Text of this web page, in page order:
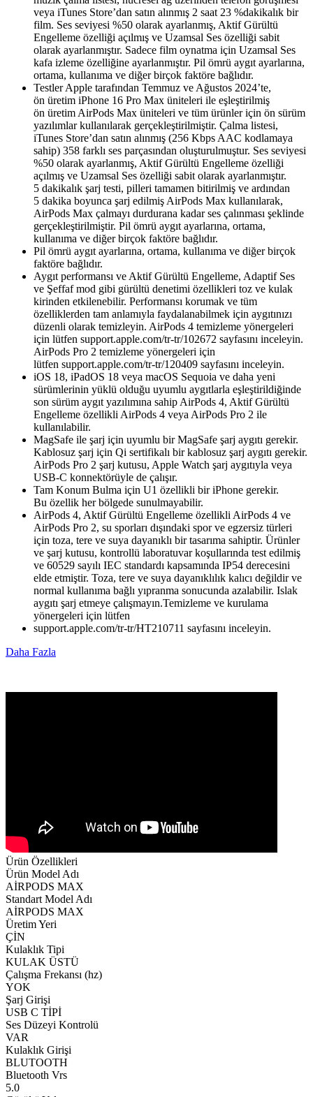
veya iTunes Store’dan satın alınmış 2 saat 23 %dakikalık bir
film. Ses seviyesi %50 olarak ayarlanmış, Aktif Gürültü
Engelleme özelliği açılmış ve Uzamsal Ses özelliği sabit
olarak ayarlanmıştır. Sadece film oynatma için Uzamsal Ses
kafa izleme özelliğine ayarlanmıştır. Pil ömrü aygıt ayarlarına,
ortama, kullanıma ve diğer birçok faktöre bağlıdır.
Testler Apple tarafından Temmuz ve Ağustos 2024’te,
ön üretim iPhone 16 Pro Max üniteleri ile eşleştirilmiş
ön üretim AirPods Max üniteleri ve tüm ürünler için ön sürüm
yazılımlar kullanılarak gerçekleştirilmiştir. Çalma listesi,
iTunes Store’dan satın alınmış (256 Kbps AAC kodlamaya
sahip) 358 farklı ses parçasından oluşturulmuştur. Ses seviyesi
%50 olarak ayarlanmış, Aktif Gürültü Engelleme özelliği
açılmış ve Uzamsal Ses özelliği sabit olarak ayarlanmıştır.
5 dakikalık şarj testi, pilleri tamamen bitirilmiş ve ardından
5 dakika boyunca şarj edilmiş AirPods Max kullanılarak,
AirPods Max çalmayı durdurana kadar ses çalınması şeklinde
gerçekleştirilmiştir. Pil ömrü aygıt ayarlarına, ortama,
kullanıma ve diğer birçok faktöre bağlıdır.
Pil ömrü aygıt ayarlarına, ortama, kullanıma ve diğer birçok
faktöre bağlıdır.
Aygıt performansı ve Aktif Gürültü Engelleme, Adaptif Ses
ve Şeffaf mod gibi gürültü denetimi özellikleri toz ve kulak
kirinden etkilenebilir. Performansı korumak ve tüm
özelliklerden tam anlamıyla faydalanabilmek için aygıtınızı
düzenli olarak temizleyin. AirPods 4 temizleme yönergeleri
için lütfen support.apple.com/tr-tr/102672 sayfasını inceleyin.
AirPods Pro 2 temizleme yönergeleri için
lütfen support.apple.com/tr-tr/120409 sayfasını inceleyin.
iOS 18, iPadOS 18 veya macOS Sequoia ve daha yeni
sürümlerinin yüklü olduğu uyumlu aygıtlarla eşleştirildiğinde
son sürüm aygıt yazılımına sahip AirPods 4, Aktif Gürültü
Engelleme özellikli AirPods 4 veya AirPods Pro 2 ile
kullanılabilir.
MagSafe ile şarj için uyumlu bir MagSafe şarj aygıtı gerekir.
Kablosuz şarj için Qi sertifikalı bir kablosuz şarj aygıtı gerekir.
AirPods Pro 2 şarj kutusu, Apple Watch şarj aygıtıyla veya
USB-C konnektörüyle de çalışır.
Tam Konum Bulma için U1 özellikli bir iPhone gerekir.
Bu özellik her bölgede sunulmayabilir.
AirPods 4, Aktif Gürültü Engelleme özellikli AirPods 4 ve
AirPods Pro 2, su sporları dışındaki spor ve egzersiz türleri
için toza, tere ve suya dayanıklı bir tasarıma sahiptir. Ürünler
ve şarj kutusu, kontrollü laboratuvar koşullarında test edilmiş
ve 60529 sayılı IEC standardı kapsamında IP54 derecesini
elde etmiştir. Toza, tere ve suya dayanıklılık kalıcı değildir ve
normal kullanıma bağlı yıpranma sonucunda azalabilir. Islak
aygıtı şarj etmeye çalışmayın.Temizleme ve kurulama
yönergeleri için lütfen
support.apple.com/tr-tr/HT210711 sayfasını inceleyin.
Daha Fazla
Ürün Özellikleri
Ürün Model Adı
AİRPODS MAX
Standart Model Adı
AİRPODS MAX
Üretim Yeri
ÇİN
Kulaklık Tipi
KULAK ÜSTÜ
Çalışma Frekansı (hz)
YOK
Şarj Girişi
USB C TİPİ
Ses Düzeyi Kontrolü
VAR
Kulaklık Girişi
BLUTOOTH
Bluetooth Vrs
5.0